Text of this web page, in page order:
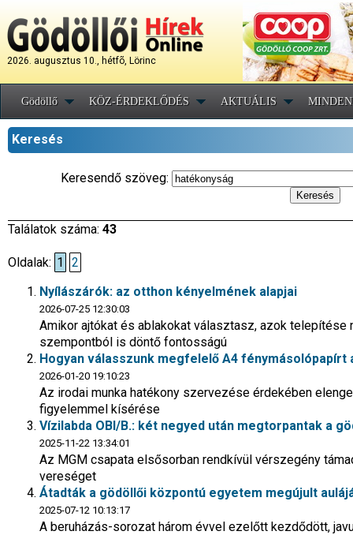
2026. augusztus 10., hétfõ, Lörinc
Gödöllő KÖZ-ÉRDEKLŐDÉS AKTUÁLIS
Keresés
Keresendő szöveg:
Találatok száma: 43
Oldalak: 1
2
Nyílászárók: az otthon kényelmének alapjai
2026-07-25 12:30:03
Amikor ajtókat és ablakokat választasz, azok telepítése
szempontból is döntő fontosságú
Hogyan válasszunk megfelelő A4
2026-01-20 19:10:23
Az irodai munka hatékony szervezése érdekében
figyelemmel kísérése
Vízilabda OBI/B.: két negyed után megtorpantak a
2025-11-22 13:34:01
Az MGM csapata elsősorban rendkívül vérszegény
vereséget
Átadták a gödöllői központú egyetem megújult
2025-07-12 10:13:17
A beruházás-sorozat három évvel ezelőtt kezdődött,